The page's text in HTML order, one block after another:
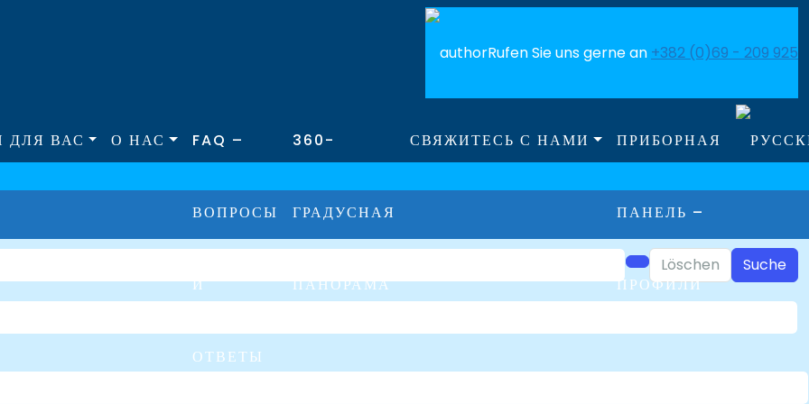
Rufen Sie uns gerne an +382 (0)69 - 209 925
ДЛЯ ВАС О НАС FAQ –
ВОПРОСЫ
И
ОТВЕТЫ
360-
ГРАДУСНАЯ
ПАНОРАМА
СВЯЖИТЕСЬ С НАМИ ПРИБОРНАЯ
ПАНЕЛЬ –
ПРОФИЛИ
Löschen Suche